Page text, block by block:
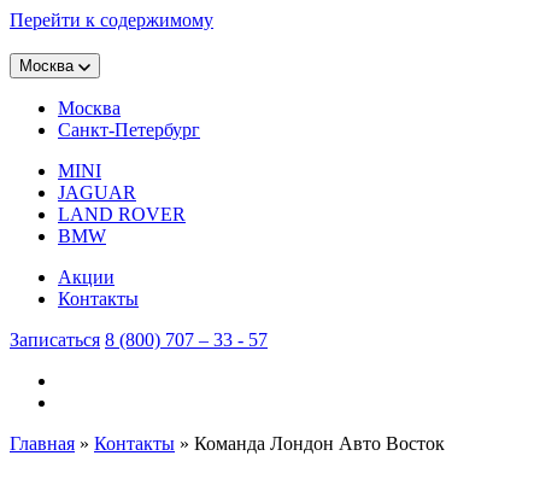
Перейти к содержимому
Москва
Москва
Санкт-Петербург
MINI
JAGUAR
LAND ROVER
BMW
Акции
Контакты
Записаться 8 (800) 707 – 33 - 57
Главная » Контакты » Команда Лондон Авто Восток